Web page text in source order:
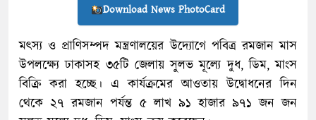
Download News PhotoCard
মৎস্য ও প্রাণিসম্পদ মন্ত্রণালয়ের উদ্যোগে পবিত্র রমজান মাস
উপলক্ষ্যে ঢাকাসহ ৩৫টি জেলায় সুলভ মূল্যে দুধ, ডিম, মাংস
বিক্রি করা হচ্ছে। এ কার্যক্রমের আওতায় উদ্বোধনের দিন
থেকে ২৭ রমজান পর্যন্ত ৫ লাখ ৯১ হাজার ৯৭১ জন জন